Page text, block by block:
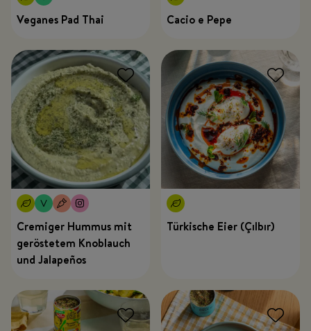
Veganes Pad Thai Cacio e Pepe
Cremiger Hummus mit
geröstetem Knoblauch
und Jalapeños
Türkische Eier (Çılbır)